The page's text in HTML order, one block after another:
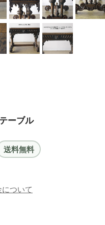
ーブル
送料無料
ついて